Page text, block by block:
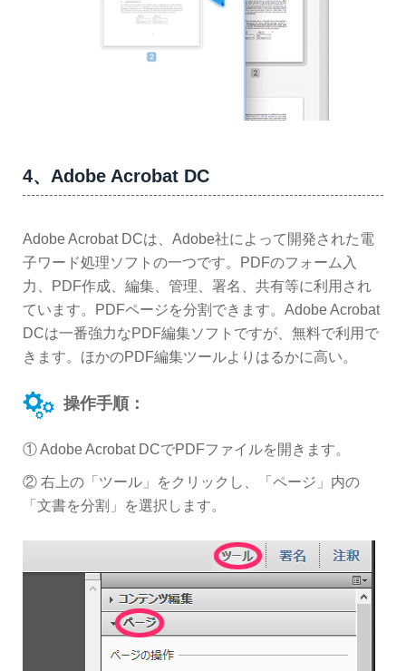
4、Adobe Acrobat DC
Adobe Acrobat DCは、Adobe社によって開発された電
子ワード処理ソフトの一つです。PDFのフォーム入
力、PDF作成、編集、管理、署名、共有等に利用され
ています。PDFページを分割できます。Adobe Acrobat
DCは一番強力なPDF編集ソフトですが、無料で利用で
きます。ほかのPDF編集ツールよりはるかに高い。
操作手順：
① Adobe Acrobat DCでPDFファイルを開きます。
② 右上の「ツール」をクリックし、「ページ」内の
「文書を分割」を選択します。